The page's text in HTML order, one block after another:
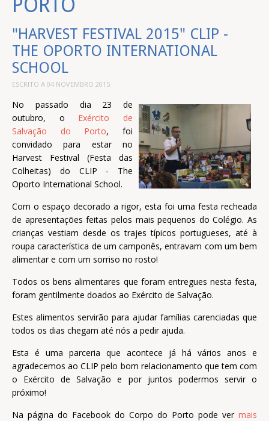
PORTO
"HARVEST FESTIVAL 2015" CLIP -
THE OPORTO INTERNATIONAL
SCHOOL
ESCRITO A 04 NOVEMBRO 2015.
No passado dia 23 de
outubro, o Exército de
Salvação do Porto, foi
convidado para estar no
Harvest Festival (Festa das
Colheitas) do CLIP - The
Oporto International School.
Com o espaço decorado a rigor, esta foi uma festa recheada
de apresentações feitas pelos mais pequenos do Colégio. As
crianças vestiam desde os trajes típicos portugueses, até à
roupa característica de um camponês, entravam com um bem
alimentar e com um sorriso no rosto!
Todos os bens alimentares que foram entregues nesta festa,
foram gentilmente doados ao Exército de Salvação.
Estes alimentos servirão para ajudar famílias carenciadas que
todos os dias chegam até nós a pedir ajuda.
Esta é uma parceria que acontece já há vários anos e
agradecemos ao CLIP pelo bom relacionamento que tem com
o Exército de Salvação e por juntos podermos servir o
próximo!
Na página do Facebook do Corpo do Porto pode ver mais